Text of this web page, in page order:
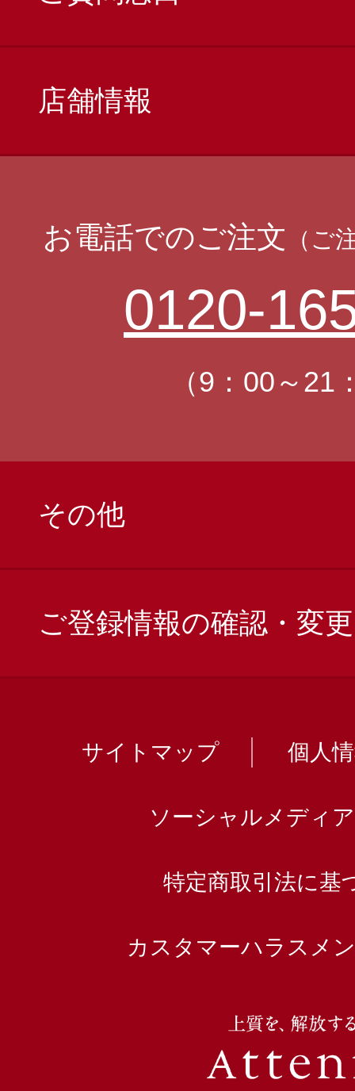
店舗情報
お電話でのご注文 （ご
0120-
（9：00～21
その他
ご登録情報の確認・変更
サイトマップ 個人
ソーシャルメディ
特定商取引法に基
カスタマーハラスメ